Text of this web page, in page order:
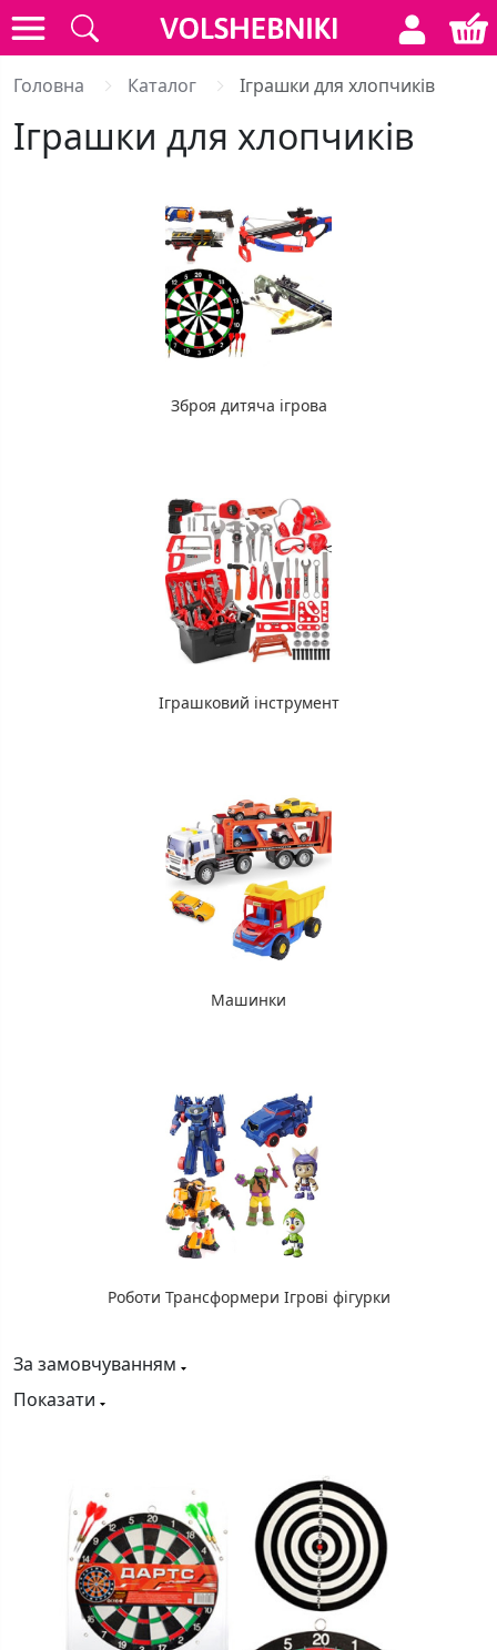
Головна Каталог Іграшки для хлопчиків
Іграшки для хлопчиків
Зброя дитяча ігрова
Іграшковий інструмент
Машинки
Роботи Трансформери Ігрові фігурки
За замовчуванням
Показати